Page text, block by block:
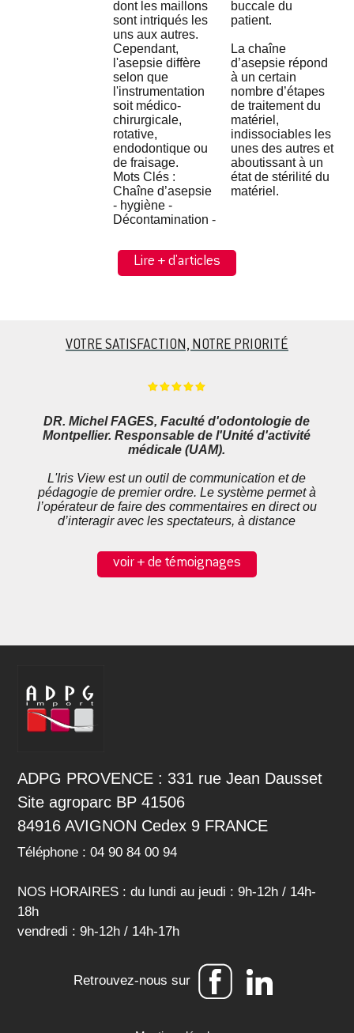
dont les maillons
sont intriqués les
uns aux autres.
Cependant,
l'asepsie diffère
selon que
l'instrumentation
soit médico-
chirurgicale,
rotative,
endodontique ou
de fraisage.
Mots Clés :
Chaîne d’asepsie
- hygiène -
Décontamination -
buccale du
patient.
La chaîne
d’asepsie répond
à un certain
nombre d’étapes
de traitement du
matériel,
indissociables les
unes des autres et
aboutissant à un
état de stérilité du
matériel.
Lire + d'articles
VOTRE SATISFACTION, NOTRE PRIORITÉ
DR. Michel FAGES, Faculté d'odontologie de
Montpellier. Responsable de l'Unité d'activité
médicale (UAM).
L'Iris View est un outil de communication et de
pédagogie de premier ordre. Le système permet à
l’opérateur de faire des commentaires en direct ou
d’interagir avec les spectateurs, à distance
voir + de témoignages
ADPG PROVENCE : 331 rue Jean Dausset
Site agroparc BP 41506
84916 AVIGNON Cedex 9 FRANCE
Téléphone : 04 90 84 00 94
NOS HORAIRES : du lundi au jeudi : 9h-12h / 14h-
18h
vendredi : 9h-12h / 14h-17h
Retrouvez-nous sur